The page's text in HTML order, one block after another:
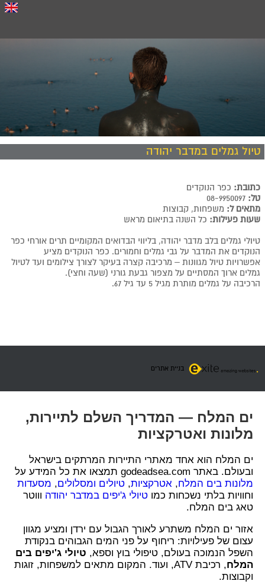
טיול גמלים במדבר יהודה
כתובת: כפר הנוקדים
טל: 08-9950097
מתאים ל: משפחות, קבוצות
שעות פעילות: כל השנה בתיאום מראש
טיולי גמלים בלב מדבר יהודה, בליווי הבדואים המקומיים תרים אורחי כפר
הנוקדים את המדבר על גבי גמלים וחמורים. כפר הנוקדים מציע
אפשרויות טיול מגוונות – מרכיבה קצרה בעיקר לצורך צילומים ועד לטיול
גמלים ארוך המסתיים על מצפור גבעת גורני (שעה וחצי).
הרכיבה על גמלים מותרת מגיל 5 עד גיל 67.
בניית אתרים
ים המלח — המדריך השלם לתיירות,
מלונות ואטרקציות
ים המלח הוא אחד מאתרי התיירות המרתקים בישראל
ובעולם. באתר godeadsea.com תמצאו את כל המידע על
מלונות בים המלח, אטרקציות, טיולים ומסלולים, מסעדות
וחוויות בלתי נשכחות כמו טיולי ג'יפים במדבר יהודה וווטר
טאג בים המלח.
אזור ים המלח משתרע לאורך הגבול עם ירדן ומציע מגוון
עצום של פעילויות: ריחוף על פני המים הגבוהים בנקודת
השפל הנמוכה בעולם, טיפולי בוץ וספא, טיולי ג'יפים בים
המלח
, רכיבת ATV, ועוד. המקום מתאים למשפחות, זוגות
וקבוצות.